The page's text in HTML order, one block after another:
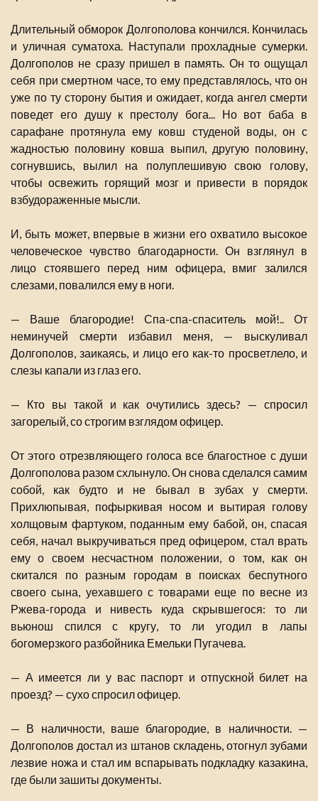
Длительный обморок Долгополова кончился. Кончилась
и уличная суматоха. Наступали прохладные сумерки.
Долгополов не сразу пришел в память. Он то ощущал
себя при смертном часе, то ему представлялось, что он
уже по ту сторону бытия и ожидает, когда ангел смерти
поведет его душу к престолу бога... Но вот баба в
сарафане протянула ему ковш студеной воды, он с
жадностью половину ковша выпил, другую половину,
согнувшись, вылил на полуплешивую свою голову,
чтобы освежить горящий мозг и привести в порядок
взбудораженные мысли.
И, быть может, впервые в жизни его охватило высокое
человеческое чувство благодарности. Он взглянул в
лицо стоявшего перед ним офицера, вмиг залился
слезами, повалился ему в ноги.
— Ваше благородие! Спа-спа-спаситель мой!.. От
неминучей смерти избавил меня, — выскуливал
Долгополов, заикаясь, и лицо его как-то просветлело, и
слезы капали из глаз его.
— Кто вы такой и как очутились здесь? — спросил
загорелый, со строгим взглядом офицер.
От этого отрезвляющего голоса все благостное с души
Долгополова разом схлынуло. Он снова сделался самим
собой, как будто и не бывал в зубах у смерти.
Прихлюпывая, пофыркивая носом и вытирая голову
холщовым фартуком, поданным ему бабой, он, спасая
себя, начал выкручиваться пред офицером, стал врать
ему о своем несчастном положении, о том, как он
скитался по разным городам в поисках беспутного
своего сына, уехавшего с товарами еще по весне из
Ржева-города и нивесть куда скрывшегося: то ли
вьюнош спился с кругу, то ли угодил в лапы
богомерзкого разбойника Емельки Пугачева.
— А имеется ли у вас паспорт и отпускной билет на
проезд? — сухо спросил офицер.
— В наличности, ваше благородие, в наличности. —
Долгополов достал из штанов складень, отогнул зубами
лезвие ножа и стал им вспарывать подкладку казакина,
где были зашиты документы.